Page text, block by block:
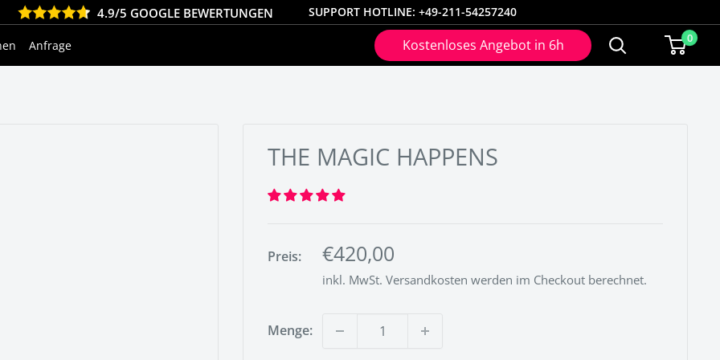
4.9/5 GOOGLE BEWERTUNGEN SUPPORT HOTLINE: +49-211-54257240
Anfrage Kostenloses Angebot in 6h 0
THE MAGIC HAPPENS
Preis: Sonderpreis
€420,00
inkl. MwSt.Versandkosten werden im Checkout berechnet.
Menge: